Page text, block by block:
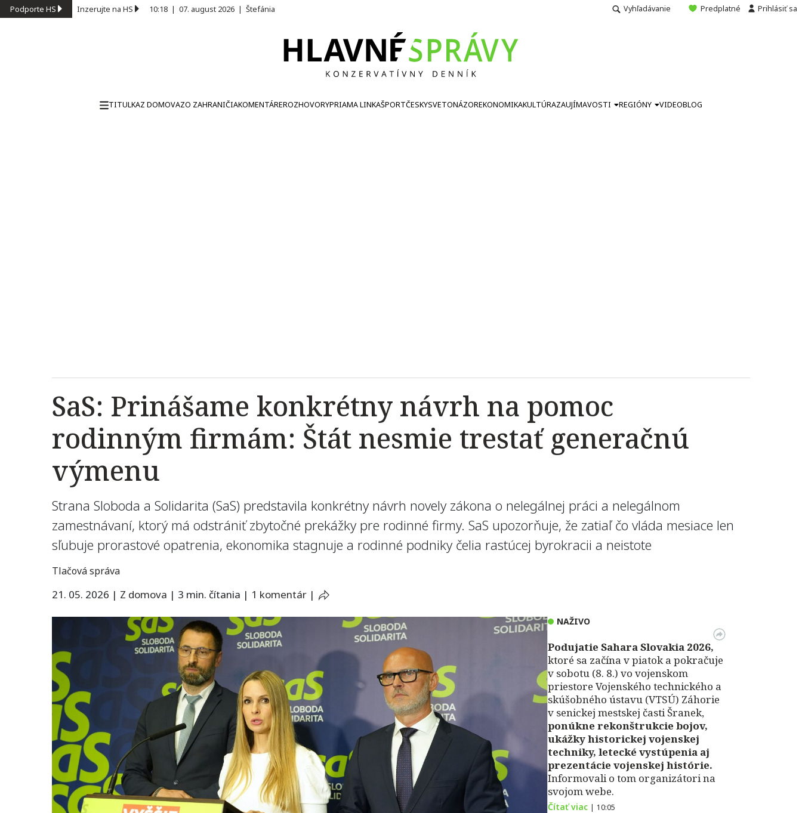
Podporte HS Inzerujte na HS 10:18 | 07. august 2026 | Štefánia Vyhľadávanie Predplatné Prihlásiť sa
TITULKAZ DOMOVAZO ZAHRANIČIAKOMENTÁREROZHOVORYPRIAMA LINKAŠPORTČESKYSVETONÁZOREKONOMIKAKULTÚRAZAUJÍMAVOSTI REGIÓNY VIDEOBLOG
SaS: Prinášame konkrétny návrh na pomoc
rodinným firmám: Štát nesmie trestať generačnú
výmenu
Strana Sloboda a Solidarita (SaS) predstavila konkrétny návrh novely zákona o nelegálnej práci a nelegálnom
zamestnávaní, ktorý má odstrániť zbytočné prekážky pre rodinné firmy. SaS upozorňuje, že zatiaľ čo vláda mesiace len
sľubuje prorastové opatrenia, ekonomika stagnuje a rodinné podniky čelia rastúcej byrokracii a neistote
Tlačová správa
21. 05. 2026 | Z domova | 3 min. čítania | 1 komentár |
NAŽIVO
Podujatie Sahara Slovakia 2026,
ktoré sa začína v piatok a pokračuje
v sobotu (8. 8.) vo vojenskom
priestore Vojenského technického a
skúšobného ústavu (VTSÚ) Záhorie
v senickej mestskej časti Šranek,
ponúkne rekonštrukcie bojov,
ukážky historickej vojenskej
techniky, letecké vystúpenia aj
prezentácie vojenskej histórie.
Informovali o tom organizátori na
svojom webe.
Čítať viac | 10:05